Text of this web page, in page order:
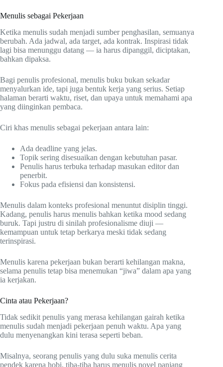
Menulis sebagai Pekerjaan
Ketika menulis sudah menjadi sumber penghasilan, semuanya
berubah. Ada jadwal, ada target, ada kontrak. Inspirasi tidak
lagi bisa menunggu datang — ia harus dipanggil, diciptakan,
bahkan dipaksa.
Bagi penulis profesional, menulis buku bukan sekadar
menyalurkan ide, tapi juga bentuk kerja yang serius. Setiap
halaman berarti waktu, riset, dan upaya untuk memahami apa
yang diinginkan pembaca.
Ciri khas menulis sebagai pekerjaan antara lain:
Ada deadline yang jelas.
Topik sering disesuaikan dengan kebutuhan pasar.
Penulis harus terbuka terhadap masukan editor dan
penerbit.
Fokus pada efisiensi dan konsistensi.
Menulis dalam konteks profesional menuntut disiplin tinggi.
Kadang, penulis harus menulis bahkan ketika mood sedang
buruk. Tapi justru di sinilah profesionalisme diuji —
kemampuan untuk tetap berkarya meski tidak sedang
terinspirasi.
Menulis karena pekerjaan bukan berarti kehilangan makna,
selama penulis tetap bisa menemukan “jiwa” dalam apa yang
ia kerjakan.
Cinta atau Pekerjaan?
Tidak sedikit penulis yang merasa kehilangan gairah ketika
menulis sudah menjadi pekerjaan penuh waktu. Apa yang
dulu menyenangkan kini terasa seperti beban.
Misalnya, seorang penulis yang dulu suka menulis cerita
pendek karena hobi, tiba-tiba harus menulis novel panjang